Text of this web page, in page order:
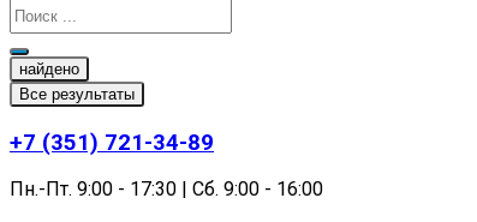
найдено
Все результаты
+7 (351) 721-34-89
Пн.-Пт. 9:00 - 17:30 | Сб. 9:00 - 16:00